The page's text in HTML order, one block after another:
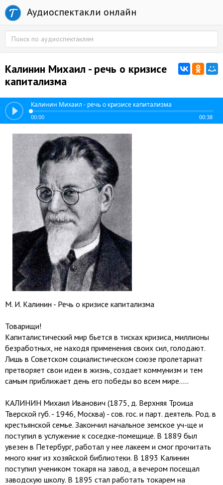
Аудиоспектакли онлайн
Калинин Михаил - речь о кризисе
капитализма
Калинин Михаил - речь о кризисе капитализма
00:00 00:38
М. И. Калинин - Речь о кризисе капитализма
Товарищи!
Капиталистический мир бьется в тисках кризиса, миллионы
безработных, не находя применения своих сил, голодают.
Лишь в Советском социалистическом союзе пролетариат
претворяет свои идеи в жизнь, создает коммунизм и тем
самым приближает день его победы во всем мире.....
КАЛИНИН Михаил Иванович (1875, д. Верхняя Троица
Тверской губ. - 1946, Москва) - сов. гос. и парт. деятель. Род. в
крестьянской семье. Закончил начальное земское уч-ще и
поступил в услужение к соседке-помещице. В 1889 был
увезен в Петербург, работал у нее лакеем и смог прочитать
много книг из хозяйской библиотеки. В 1893 Калинин
поступил учеником токаря на завод, а вечером посещал
заводскую школу. В 1895 стал работать токарем на